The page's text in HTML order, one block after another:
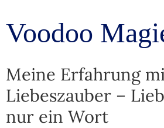
Voodoo
Meine Erfahrung
Liebeszauber –
nur ein Wort